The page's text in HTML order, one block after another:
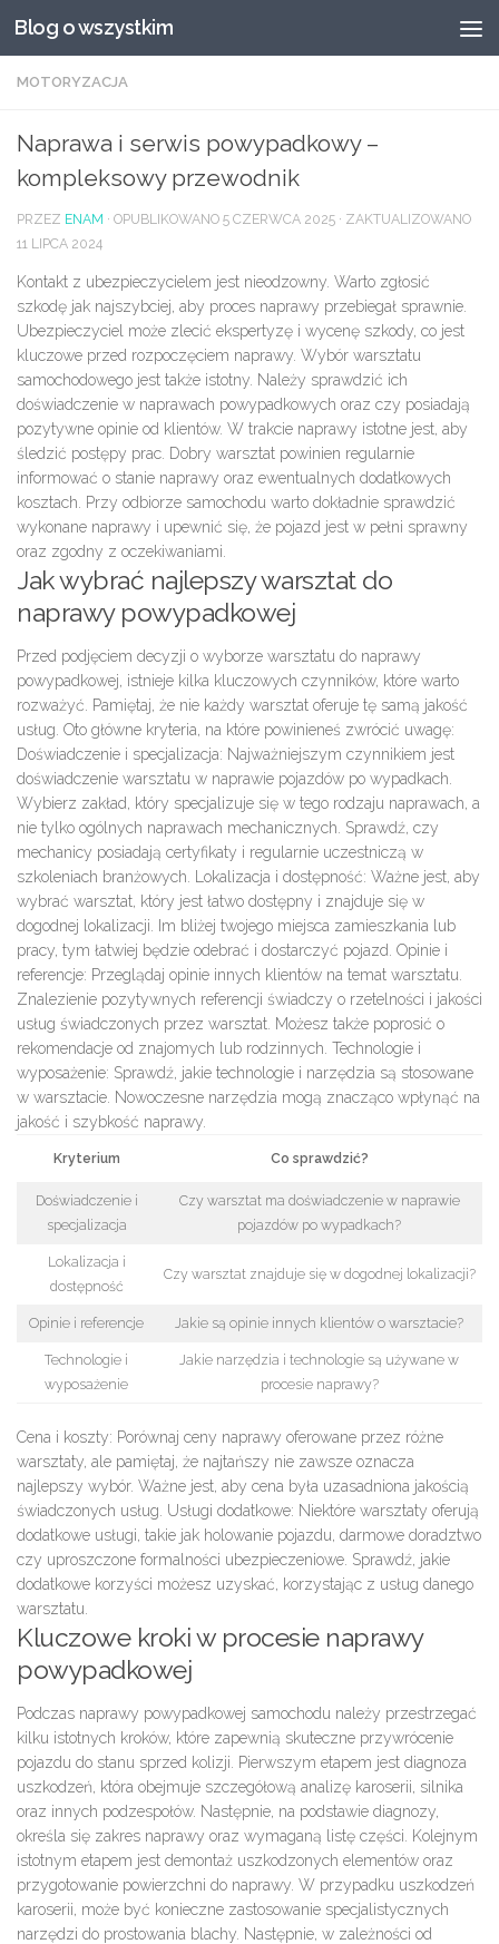
Przeskocz do treści
Blog o wszystkim
MOTORYZACJA
Naprawa i serwis powypadkowy –
kompleksowy przewodnik
PRZEZ ENAM · OPUBLIKOWANO 5 CZERWCA 2025 · ZAKTUALIZOWANO
11 LIPCA 2024
Kontakt z ubezpieczycielem jest nieodzowny. Warto zgłosić
szkodę jak najszybciej, aby proces naprawy przebiegał sprawnie.
Ubezpieczyciel może zlecić ekspertyzę i wycenę szkody, co jest
kluczowe przed rozpoczęciem naprawy. Wybór warsztatu
samochodowego jest także istotny. Należy sprawdzić ich
doświadczenie w naprawach powypadkowych oraz czy posiadają
pozytywne opinie od klientów. W trakcie naprawy istotne jest, aby
śledzić postępy prac. Dobry warsztat powinien regularnie
informować o stanie naprawy oraz ewentualnych dodatkowych
kosztach. Przy odbiorze samochodu warto dokładnie sprawdzić
wykonane naprawy i upewnić się, że pojazd jest w pełni sprawny
oraz zgodny z oczekiwaniami.
Jak wybrać najlepszy warsztat do
naprawy powypadkowej
Przed podjęciem decyzji o wyborze warsztatu do naprawy
powypadkowej, istnieje kilka kluczowych czynników, które warto
rozważyć. Pamiętaj, że nie każdy warsztat oferuje tę samą jakość
usług. Oto główne kryteria, na które powinieneś zwrócić uwagę:
Doświadczenie i specjalizacja: Najważniejszym czynnikiem jest
doświadczenie warsztatu w naprawie pojazdów po wypadkach.
Wybierz zakład, który specjalizuje się w tego rodzaju naprawach, a
nie tylko ogólnych naprawach mechanicznych. Sprawdź, czy
mechanicy posiadają certyfikaty i regularnie uczestniczą w
szkoleniach branżowych. Lokalizacja i dostępność: Ważne jest, aby
wybrać warsztat, który jest łatwo dostępny i znajduje się w
dogodnej lokalizacji. Im bliżej twojego miejsca zamieszkania lub
pracy, tym łatwiej będzie odebrać i dostarczyć pojazd. Opinie i
referencje: Przeglądaj opinie innych klientów na temat warsztatu.
Znalezienie pozytywnych referencji świadczy o rzetelności i jakości
usług świadczonych przez warsztat. Możesz także poprosić o
rekomendacje od znajomych lub rodzinnych. Technologie i
wyposażenie: Sprawdź, jakie technologie i narzędzia są stosowane
w warsztacie. Nowoczesne narzędzia mogą znacząco wpłynąć na
jakość i szybkość naprawy.
Kryterium Co sprawdzić?
Doświadczenie i
specjalizacja
Czy warsztat ma doświadczenie w naprawie
pojazdów po wypadkach?
Lokalizacja i
dostępność
Czy warsztat znajduje się w dogodnej lokalizacji?
Opinie i referencje Jakie są opinie innych klientów o warsztacie?
Technologie i
wyposażenie
Jakie narzędzia i technologie są używane w
procesie naprawy?
Cena i koszty: Porównaj ceny naprawy oferowane przez różne
warsztaty, ale pamiętaj, że najtańszy nie zawsze oznacza
najlepszy wybór. Ważne jest, aby cena była uzasadniona jakością
świadczonych usług. Usługi dodatkowe: Niektóre warsztaty oferują
dodatkowe usługi, takie jak holowanie pojazdu, darmowe doradztwo
czy uproszczone formalności ubezpieczeniowe. Sprawdź, jakie
dodatkowe korzyści możesz uzyskać, korzystając z usług danego
warsztatu.
Kluczowe kroki w procesie naprawy
powypadkowej
Podczas naprawy powypadkowej samochodu należy przestrzegać
kilku istotnych kroków, które zapewnią skuteczne przywrócenie
pojazdu do stanu sprzed kolizji. Pierwszym etapem jest diagnoza
uszkodzeń , która obejmuje szczegółową analizę karoserii silnika
oraz innych podzespołów. Następnie, na podstawie diagnozy,
określa się zakres naprawy oraz wymaganą listę części . Kolejnym
istotnym etapem jest demontaż uszkodzonych elementów oraz
przygotowanie powierzchni do naprawy . W przypadku uszkodzeń
karoserii , może być konieczne zastosowanie specjalistycznych
narzędzi do prostowania blachy . Następnie, w zależności od